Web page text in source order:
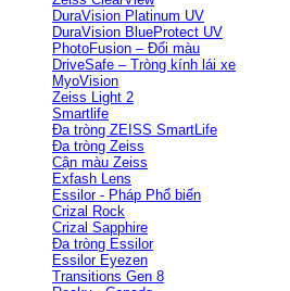
DuraVision Platinum UV
DuraVision BlueProtect UV
PhotoFusion – Đổi màu
DriveSafe – Tròng kính lái xe
MyoVision
Zeiss Light 2
Smartlife
Đa tròng ZEISS SmartLife
Đa tròng Zeiss
Cận màu Zeiss
Exfash Lens
Essilor - Pháp
Crizal Rock
Crizal Sapphire
Đa tròng Essilor
Essilor Eyezen
Transitions Gen 8